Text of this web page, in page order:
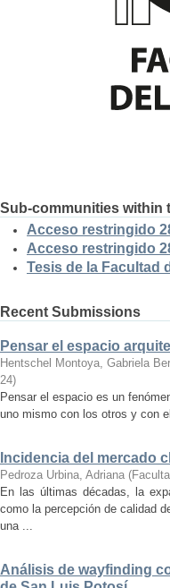
Sub-communities within
Acceso restringido
Acceso restringido
Tesis de la Facultad
Recent Submissions
Pensar el espacio
Hentschel Montoya, Gabriela
24)
Pensar el espacio es un
uno mismo con los otros y con
Incidencia del mercado
Pedroza Urbina, Adriana (
En las últimas décadas, la
como la percepción de calidad
una ...
Análisis de wayfinding